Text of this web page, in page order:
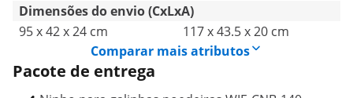
Dimensões do envio (CxLxA)
95 x 42 x 24 cm
117 x 43.5 x 20 cm
Comparar mais atributos
Pacote de entrega